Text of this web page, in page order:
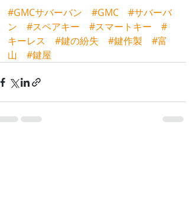
#GMCサバーバン #GMC
#サバーバ
ン
#スペアキー #スマートキー
#
キーレス
#鍵の紛失 #鍵作製
#富
山
#鍵屋